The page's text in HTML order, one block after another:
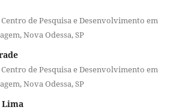
de Pesquisa e Desenvolvimento em
Nova Odessa, SP
de Pesquisa e Desenvolvimento em
Nova Odessa, SP
Lima